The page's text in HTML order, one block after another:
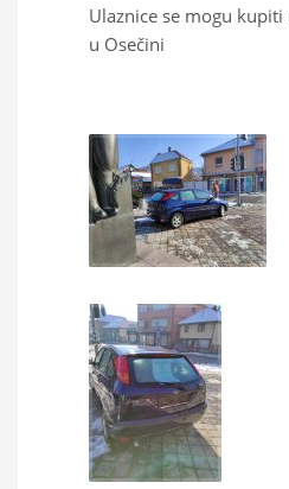
Ulaznice se mogu
u Osečini